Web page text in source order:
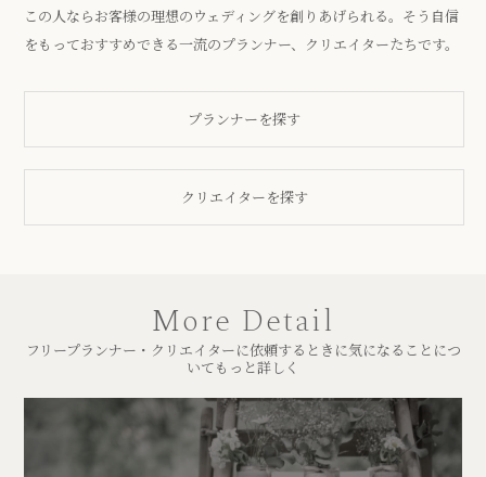
この人ならお客様の理想のウェディングを創りあげられる。そう自信
をもっておすすめできる一流のプランナー、クリエイターたちです。
プランナーを探す
クリエイターを探す
More Detail
フリープランナー・クリエイターに依頼するときに気になることにつ
いてもっと詳しく